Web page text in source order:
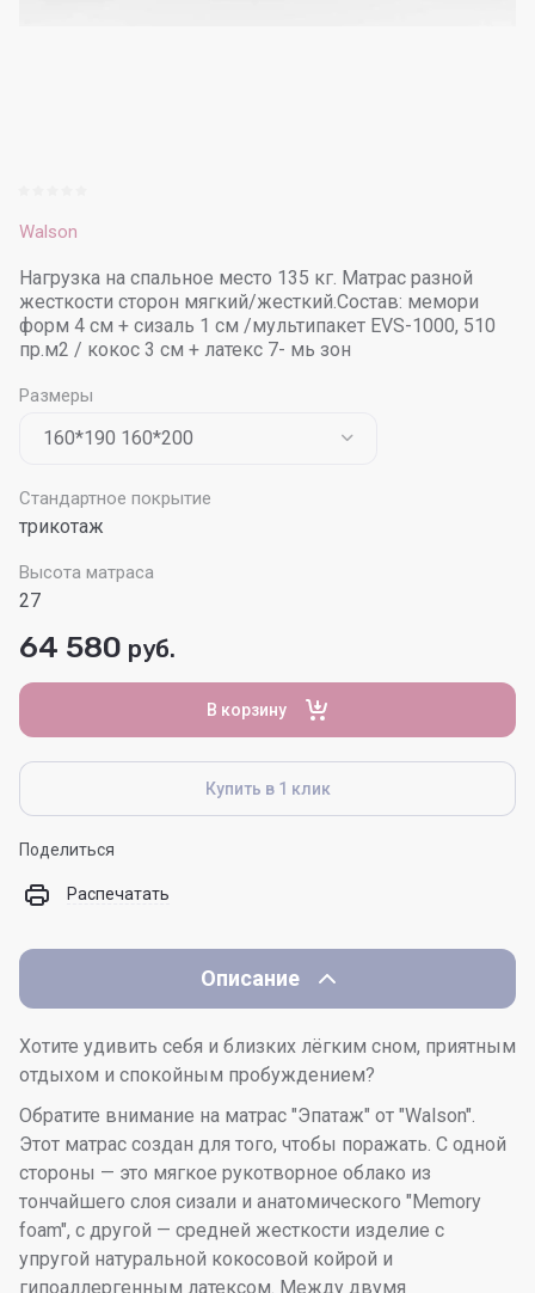
Walson
Нагрузка на спальное место 135 кг. Матрас разной
жесткости сторон мягкий/жесткий.Состав: мемори
форм 4 см + сизаль 1 см /мультипакет EVS-1000, 510
пр.м2 / кокос 3 см + латекс 7- мь зон
Размеры
Стандартное покрытие
трикотаж
Высота матраса
27
64 580 руб.
В корзину
Купить в 1 клик
Поделиться
Распечатать
Описание
Хотите удивить себя и близких лёгким сном, приятным
отдыхом и спокойным пробуждением?
Обратите внимание на матрас "Эпатаж" от "Walson".
Этот матрас создан для того, чтобы поражать. С одной
стороны — это мягкое рукотворное облако из
тончайшего слоя сизали и анатомического "Memory
foam", с другой — средней жесткости изделие с
упругой натуральной кокосовой койрой и
гипоаллергенным латексом. Между двумя